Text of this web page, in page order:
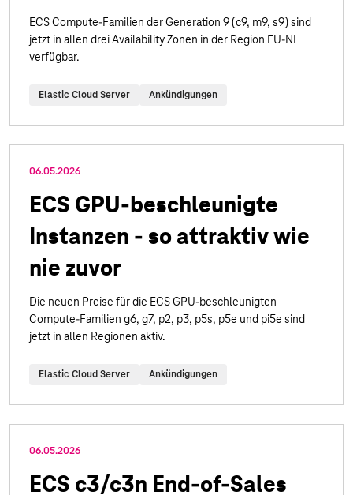
ECS Compute-Familien der Generation 9 (c9, m9, s9) sind
jetzt in allen drei Availability Zonen in der Region EU-NL
verfügbar.
Elastic Cloud Server Ankündigungen
06.05.2026
ECS GPU-beschleunigte
Instanzen - so attraktiv wie
nie zuvor
Die neuen Preise für die ECS GPU-beschleunigten
Compute-Familien g6, g7, p2, p3, p5s, p5e und pi5e sind
jetzt in allen Regionen aktiv.
Elastic Cloud Server Ankündigungen
06.05.2026
ECS c3/c3n End-of-Sales